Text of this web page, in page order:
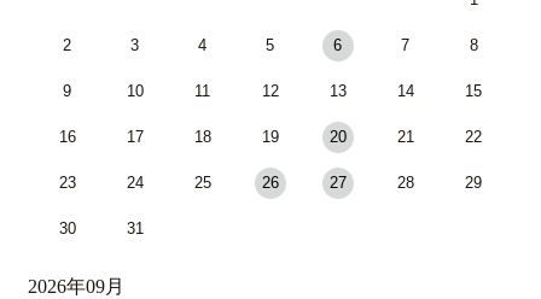
2 3 4 5 6 7 8
9 10 11 12 13 14 15
16 17 18 19 20 21 22
23 24 25 26 27 28 29
30 31
2026年09月